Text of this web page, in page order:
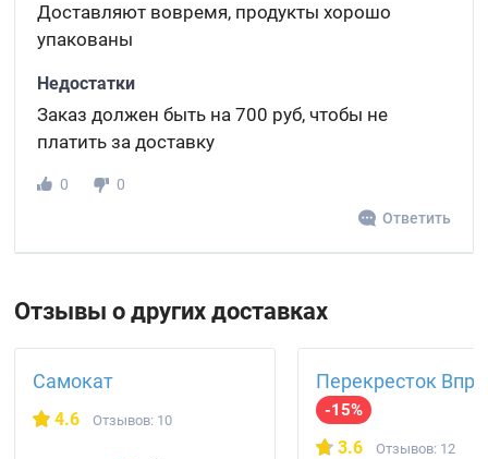
Доставляют вовремя, продукты хорошо
упакованы
Недостатки
Заказ должен быть на 700 руб, чтобы не
платить за доставку
0
0
Ответить
Отзывы о других доставках
Самокат
4.6 Отзывов: 10
Перекресток
-15%
3.6 Отзывов: 12